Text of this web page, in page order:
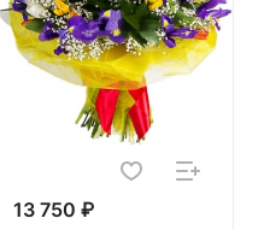
13 750 ₽